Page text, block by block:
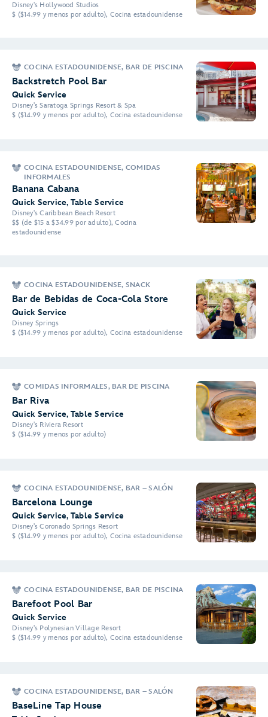
Disney's Hollywood Studios
$ ($14.99 y menos por adulto), Cocina estadounidense
COCINA ESTADOUNIDENSE, BAR DE PISCINA
Backstretch Pool Bar
Quick Service
Disney's Saratoga Springs Resort & Spa
$ ($14.99 y menos por adulto), Cocina estadounidense
COCINA ESTADOUNIDENSE, COMIDAS
INFORMALES
Banana Cabana
Quick Service, Table Service
Disney's Caribbean Beach Resort
$$ (de $15 a $34.99 por adulto), Cocina
estadounidense
COCINA ESTADOUNIDENSE, SNACK
Bar de Bebidas de Coca-Cola Store
Quick Service
Disney Springs
$ ($14.99 y menos por adulto), Cocina estadounidense
COMIDAS INFORMALES, BAR DE PISCINA
Bar Riva
Quick Service, Table Service
Disney's Riviera Resort
$ ($14.99 y menos por adulto)
COCINA ESTADOUNIDENSE, BAR – SALÓN
Barcelona Lounge
Quick Service, Table Service
Disney's Coronado Springs Resort
$ ($14.99 y menos por adulto), Cocina estadounidense
COCINA ESTADOUNIDENSE, BAR DE PISCINA
Barefoot Pool Bar
Quick Service
Disney's Polynesian Village Resort
$ ($14.99 y menos por adulto), Cocina estadounidense
COCINA ESTADOUNIDENSE, BAR – SALÓN
BaseLine Tap House